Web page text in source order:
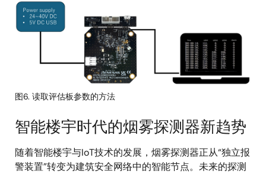
图
像
图6. 读取评估板参数的方法
智能楼宇时代的烟雾探测器新趋势
随着智能楼宇与IoT技术的发展，烟雾探测器正从“独立报
警装置”转变为建筑安全网络中的智能节点。未来的探测